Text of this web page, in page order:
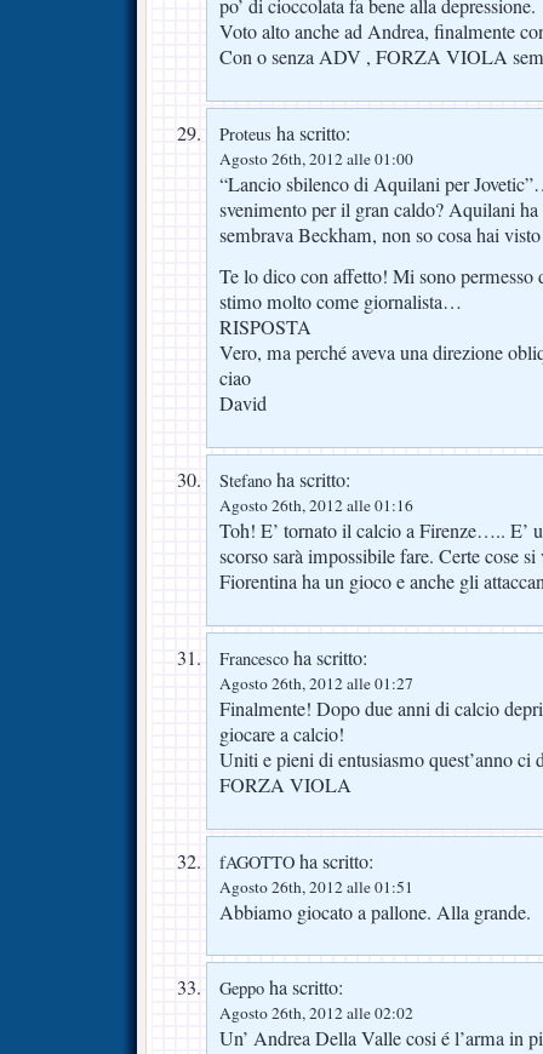
po’ di cioccolata fa bene alla depressione.
Voto alto anche ad Andrea, finalmente
Con o senza ADV , FORZA VIOLA
Proteus ha scritto:
Agosto 26th, 2012 alle 01:00
“Lancio sbilenco di Aquilani per
svenimento per il gran caldo? Aquilani
sembrava Beckham, non so cosa hai
Te lo dico con affetto! Mi sono permesso
stimo molto come giornalista…
RISPOSTA
Vero, ma perché aveva una direzione
ciao
David
Stefano ha scritto:
Agosto 26th, 2012 alle 01:16
Toh! E’ tornato il calcio a Firenze….. E’
scorso sarà impossibile fare. Certe cose
Fiorentina ha un gioco e anche gli
Francesco ha scritto:
Agosto 26th, 2012 alle 01:27
Finalmente! Dopo due anni di calcio
giocare a calcio!
Uniti e pieni di entusiasmo quest’anno ci
FORZA VIOLA
fAGOTTO ha scritto:
Agosto 26th, 2012 alle 01:51
Abbiamo giocato a pallone. Alla grande.
Geppo ha scritto:
Agosto 26th, 2012 alle 02:02
Un’ Andrea Della Valle cosi é l’arma in